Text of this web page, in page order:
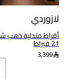
لازوردي
أقراط متدلية ذهب
21 قيراط
3,399